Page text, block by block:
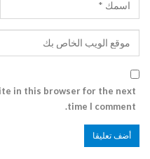
in this browser for the next
time I comment.